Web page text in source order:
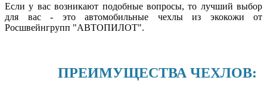
Если у вас возникают подобные вопросы, то лучший выбор
для вас - это автомобильные чехлы из экокожи от
Росшвейнгрупп "АВТОПИЛОТ".
ПРЕИМУЩЕСТВА ЧЕХЛОВ: